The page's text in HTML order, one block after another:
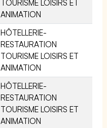
TOURISME LOISIRS ET
ANIMATION
HÔTELLERIE-
RESTAURATION
TOURISME LOISIRS ET
ANIMATION
HÔTELLERIE-
RESTAURATION
TOURISME LOISIRS ET
ANIMATION